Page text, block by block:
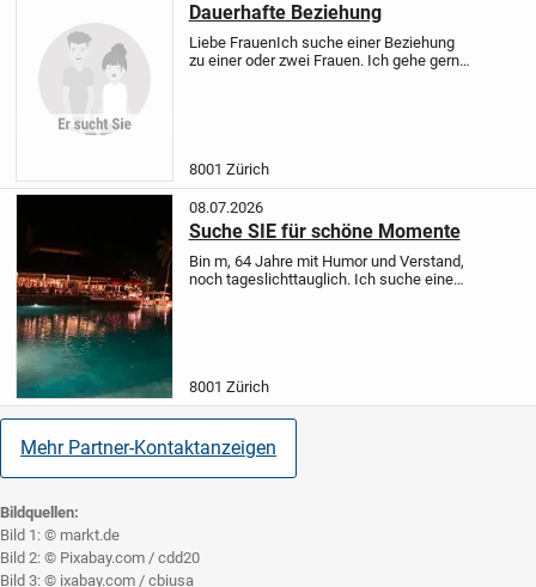
Dauerhafte Beziehung
Liebe FrauenIch suche einer Beziehung
zu einer oder zwei Frauen. Ich gehe gerne
8001 Zürich
08.07.2026
Suche SIE für schöne Momente
Bin m, 64 Jahre mit Humor und Verstand,
noch tageslichttauglich. Ich suche eine
8001 Zürich
Mehr Partner-Kontaktanzeigen
Bildquellen:
Bild 1: © markt.de
Bild 2: © Pixabay.com / cdd20
Bild 3: © ixabay.com / cbiusa